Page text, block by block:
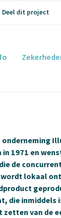
Deel dit project
onderneming
1971 en
de
lokaal
die
zetten van de